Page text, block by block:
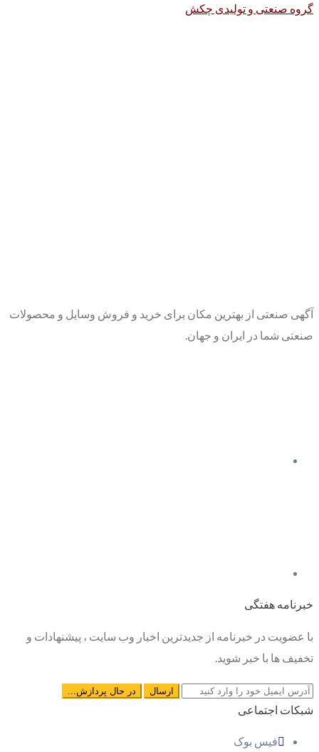
گروه صنعتی و تولیدی چکش
آگهی صنعتی از بهترین مکان برای خرید و فروش وسایل و محصولات
صنعتی شما در ایران و جهان.
خبرنامه هفتگی
با عضویت در خبرنامه از جدیدترین اخبار وب سایت ، پیشنهادات و
تخفیف ها با خبر شوید.
شبکات اجتماعی
فیس بوک